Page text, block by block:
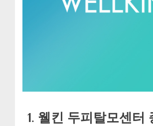
1. 웰킨 두피탈모센터